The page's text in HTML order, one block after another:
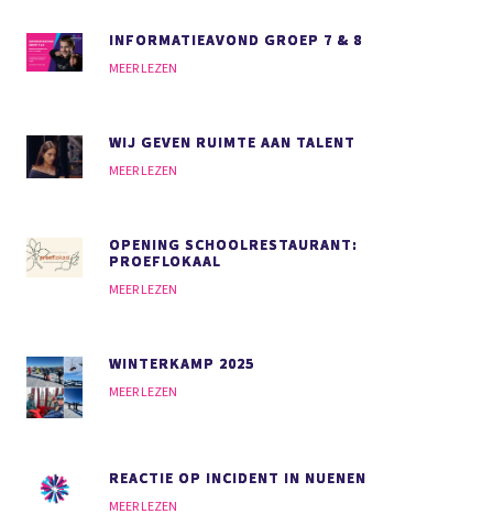
INFORMATIEAVOND GROEP 7 & 8
MEER LEZEN
WIJ GEVEN RUIMTE AAN TALENT
MEER LEZEN
OPENING SCHOOLRESTAURANT:
PROEFLOKAAL
MEER LEZEN
WINTERKAMP 2025
MEER LEZEN
REACTIE OP INCIDENT IN NUENEN
MEER LEZEN